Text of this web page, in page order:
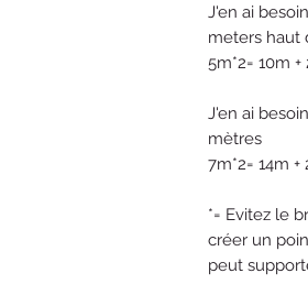
J'en ai
meters haut
5m*2= 10m
J'en ai
mètres
7m*2= 14m
*= Evitez le
créer un
peut